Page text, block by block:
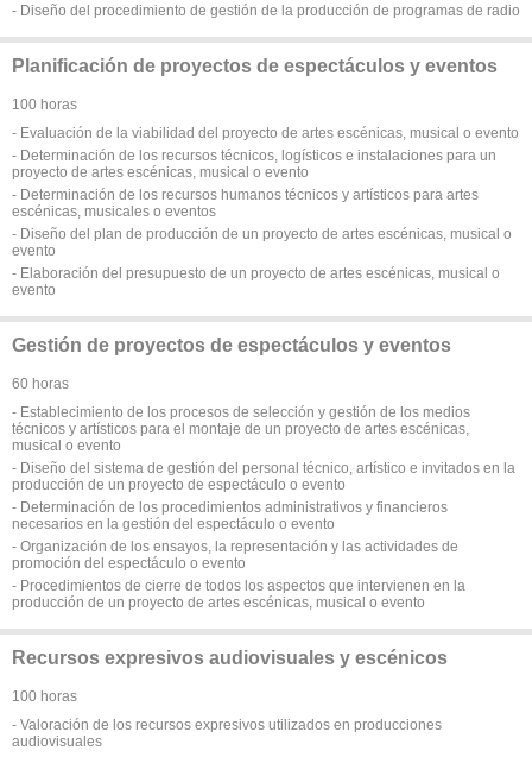
- Diseño del procedimiento de gestión de la producción de programas de radio
Planificación de proyectos de espectáculos y eventos
100 horas
- Evaluación de la viabilidad del proyecto de artes escénicas, musical o evento
- Determinación de los recursos técnicos, logísticos e instalaciones para un
proyecto de artes escénicas, musical o evento
- Determinación de los recursos humanos técnicos y artísticos para artes
escénicas, musicales o eventos
- Diseño del plan de producción de un proyecto de artes escénicas, musical o
evento
- Elaboración del presupuesto de un proyecto de artes escénicas, musical o
evento
Gestión de proyectos de espectáculos y eventos
60 horas
- Establecimiento de los procesos de selección y gestión de los medios
técnicos y artísticos para el montaje de un proyecto de artes escénicas,
musical o evento
- Diseño del sistema de gestión del personal técnico, artístico e invitados en la
producción de un proyecto de espectáculo o evento
- Determinación de los procedimientos administrativos y financieros
necesarios en la gestión del espectáculo o evento
- Organización de los ensayos, la representación y las actividades de
promoción del espectáculo o evento
- Procedimientos de cierre de todos los aspectos que intervienen en la
producción de un proyecto de artes escénicas, musical o evento
Recursos expresivos audiovisuales y escénicos
100 horas
- Valoración de los recursos expresivos utilizados en producciones
audiovisuales